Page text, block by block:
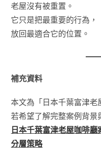
老屋沒有被重置。
它只是把最重要的行為，
放回最適合它的位置。
補充資料
本文為「日本千葉富津老
若希望了解完整案例背景
日本千葉富津老屋咖啡
分層策略